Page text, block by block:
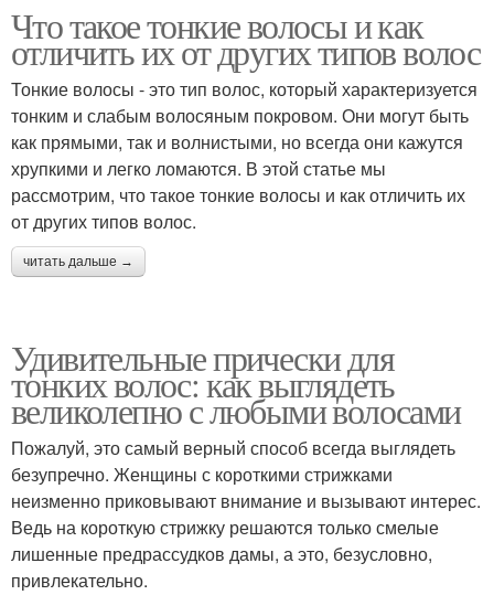
Что такое тонкие волосы и как
отличить их от других типов волос
Тонкие волосы - это тип волос, который характеризуется
тонким и слабым волосяным покровом. Они могут быть
как прямыми, так и волнистыми, но всегда они кажутся
хрупкими и легко ломаются. В этой статье мы
рассмотрим, что такое тонкие волосы и как отличить их
от других типов волос.
читать дальше →
Удивительные прически для
тонких волос: как выглядеть
великолепно с любыми волосами
Пожалуй, это самый верный способ всегда выглядеть
безупречно. Женщины с короткими стрижками
неизменно приковывают внимание и вызывают интерес.
Ведь на короткую стрижку решаются только смелые
лишенные предрассудков дамы, а это, безусловно,
привлекательно.